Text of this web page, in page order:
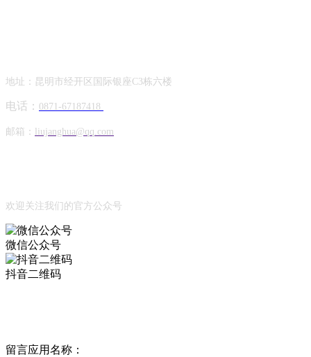
地址：昆明市经开区国际银座C3栋六楼
电话： 0871-67187418
邮箱： liujanghua@qq.com
欢迎关注我们的官方公众号
微信公众号
抖音二维码
留言应用名称：